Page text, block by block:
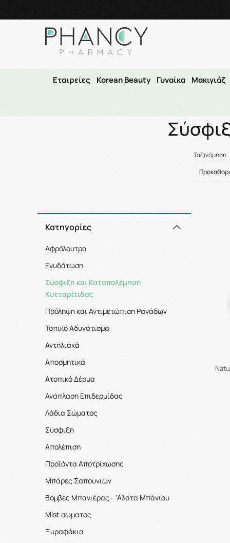
Τηλεφωνικές
Εταιρείες Korean Beauty Γυναίκα Μακιγιάζ
Ταξινόμηση
Κατηγορίες
Αφρόλουτρα
Ενυδάτωση
Σύσφιξη και Καταπολέμηση
Κυτταρίτιδας
Πρόληψη και Αντιμετώπιση Ραγάδων
Τοπικό Αδυνάτισμα
Αντηλιακά
Αποσμητικά
Ατοπικό Δέρμα
Ανάπλαση Επιδερμίδας
Λάδια Σώματος
Σύσφιξη
Απολέπιση
Προϊόντα Αποτρίχωσης
Μπάρες Σαπουνιών
Βόμβες Μπανιέρας - 'Αλατα Μπάνιου
Mist σώματος
Ξυραφάκια